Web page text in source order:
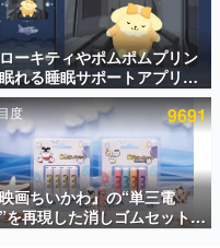
々に製作時のエピソードをお
ゲーム）とは何か？を探ってい
い。『赫本』は、〈試験問題〉
集です。
市場を担う若きクリエイター達
と情熱を探っていきます。
ーキティやポムポムプリン
れる睡眠サポートアプリ
めたび』が配信中。キャラ
のASMRや目覚ましアラー
搭載
度 9691
映画ちいかわ』の“単三電
を再現した消しゴムセットが
7日より発売決定。公式は